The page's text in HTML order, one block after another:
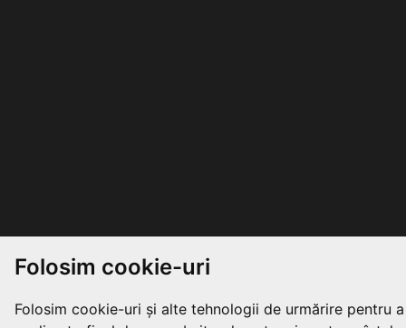
Folosim cookie-uri
Folosim cookie-uri și alte tehnologii de urmărire pentru